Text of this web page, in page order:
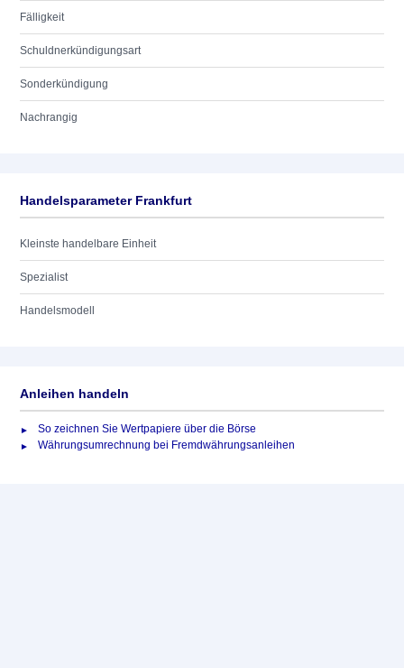
Fälligkeit
Schuldnerkündigungsart
Sonderkündigung
Nachrangig
Handelsparameter Frankfurt
Kleinste handelbare Einheit
Spezialist
Handelsmodell
Anleihen handeln
So zeichnen Sie Wertpapiere über die Börse
Währungsumrechnung bei Fremdwährungsanleihen